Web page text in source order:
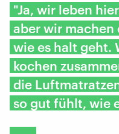
"Ja, wir leben
aber wir machen
wie es halt geht.
kochen
die
so gut fühlt, wie